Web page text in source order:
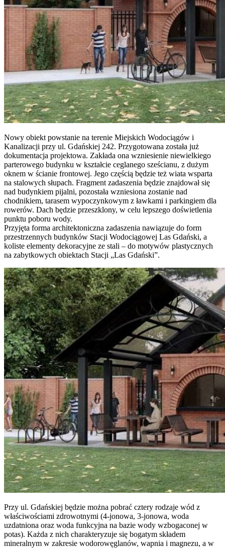
Nowy obiekt powstanie na terenie Miejskich Wodociągów i
Kanalizacji przy ul. Gdańskiej 242. Przygotowana została już
dokumentacja projektowa. Zakłada ona wzniesienie niewielkiego
parterowego budynku w kształcie ceglanego sześcianu, z dużym
oknem w ścianie frontowej. Jego częścią będzie też wiata wsparta
na stalowych słupach. Fragment zadaszenia będzie znajdował się
nad budynkiem pijalni, pozostała wzniesiona zostanie nad
chodnikiem, tarasem wypoczynkowym z ławkami i parkingiem dla
rowerów. Dach będzie przeszklony, w celu lepszego doświetlenia
punktu poboru wody.
Przyjęta forma architektoniczna zadaszenia nawiązuje do form
przestrzennych budynków Stacji Wodociągowej Las Gdański, a
koliste elementy dekoracyjne ze stali – do motywów plastycznych
na zabytkowych obiektach Stacji „Las Gdański”.
Przy ul. Gdańskiej będzie można pobrać cztery rodzaje wód z
właściwościami zdrowotnymi (4-jonowa, 3-jonowa, woda
uzdatniona oraz woda funkcyjna na bazie wody wzbogaconej w
potas). Każda z nich charakteryzuje się bogatym składem
mineralnym w zakresie wodorowęglanów, wapnia i magnezu, a w